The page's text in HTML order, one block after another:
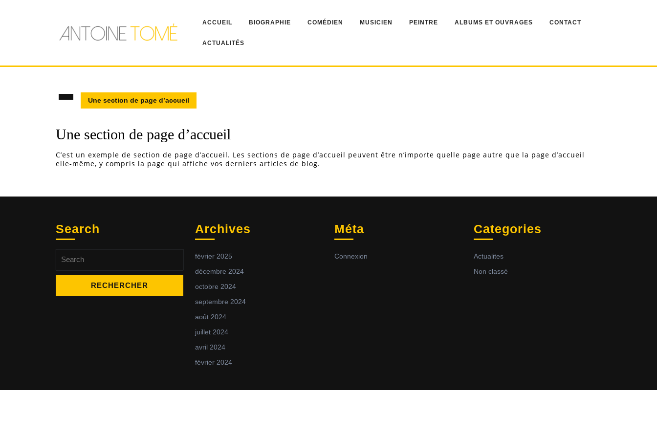
ACCUEIL BIOGRAPHIE COMÉDIEN MUSICIEN PEINTRE ALBUMS ET OUVRAGES CONTACT
ACTUALITÉS
Une section de page d’accueil
Une section de page d’accueil
C’est un exemple de section de page d’accueil. Les sections de page d’accueil peuvent être n’importe quelle page autre que la page d’accueil
elle-même, y compris la page qui affiche vos derniers articles de blog.
Search
for:
Archives
février 2025
décembre 2024
octobre 2024
septembre 2024
août 2024
juillet 2024
avril 2024
février 2024
Méta
Connexion
Categories
Actualites
Non classé